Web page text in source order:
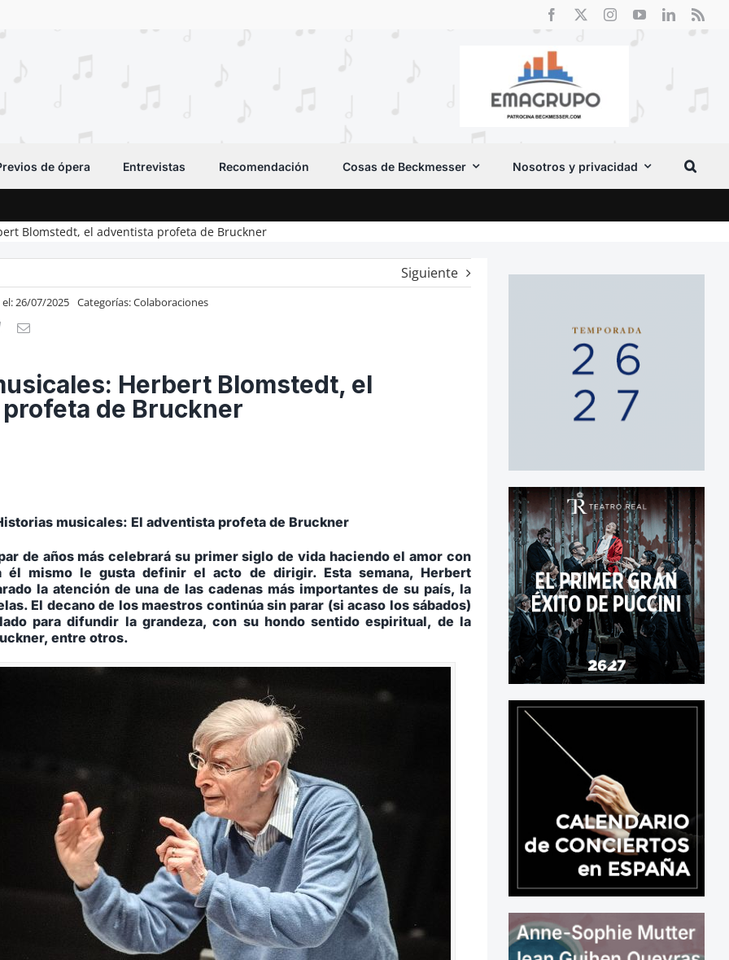
de ópera Entrevistas Recomendación Cosas de Beckmesser Nosotros y privacidad
Blomstedt, el adventista profeta de Bruckner
Siguiente
26/07/2025 Categorías:Colaboraciones
Herbert Blomstedt, el
de Bruckner
musicales: El adventista profeta de Bruckner
de años más celebrará su primer siglo de vida haciendo el amor con
él mismo le gusta definir el acto de dirigir. Esta semana, Herbert
la atención de una de las cadenas más importantes de su país, la
El decano de los maestros continúa sin parar (si acaso los sábados)
para difundir la grandeza, con su hondo sentido espiritual, de la
entre otros.